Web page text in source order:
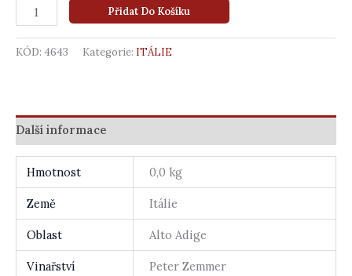
Přidat Do Košíku
KÓD: 4643 Kategorie: ITÁLIE
Další informace
Hmotnost 0,0 kg
Země Itálie
Oblast Alto Adige
Vinařství Peter Zemmer